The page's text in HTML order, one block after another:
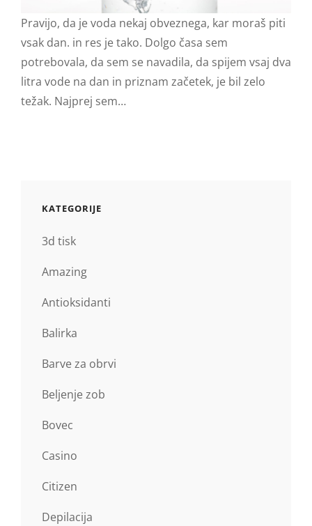
Pravijo, da je voda nekaj obveznega, kar moraš piti
vsak dan. in res je tako. Dolgo časa sem
potrebovala, da sem se navadila, da spijem vsaj dva
litra vode na dan in priznam začetek, je bil zelo
težak. Najprej sem…
KATEGORIJE
3d tisk
Amazing
Antioksidanti
Balirka
Barve za obrvi
Beljenje zob
Bovec
Casino
Citizen
Depilacija